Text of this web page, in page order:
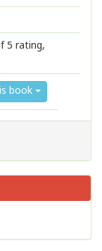
5 rating,
book